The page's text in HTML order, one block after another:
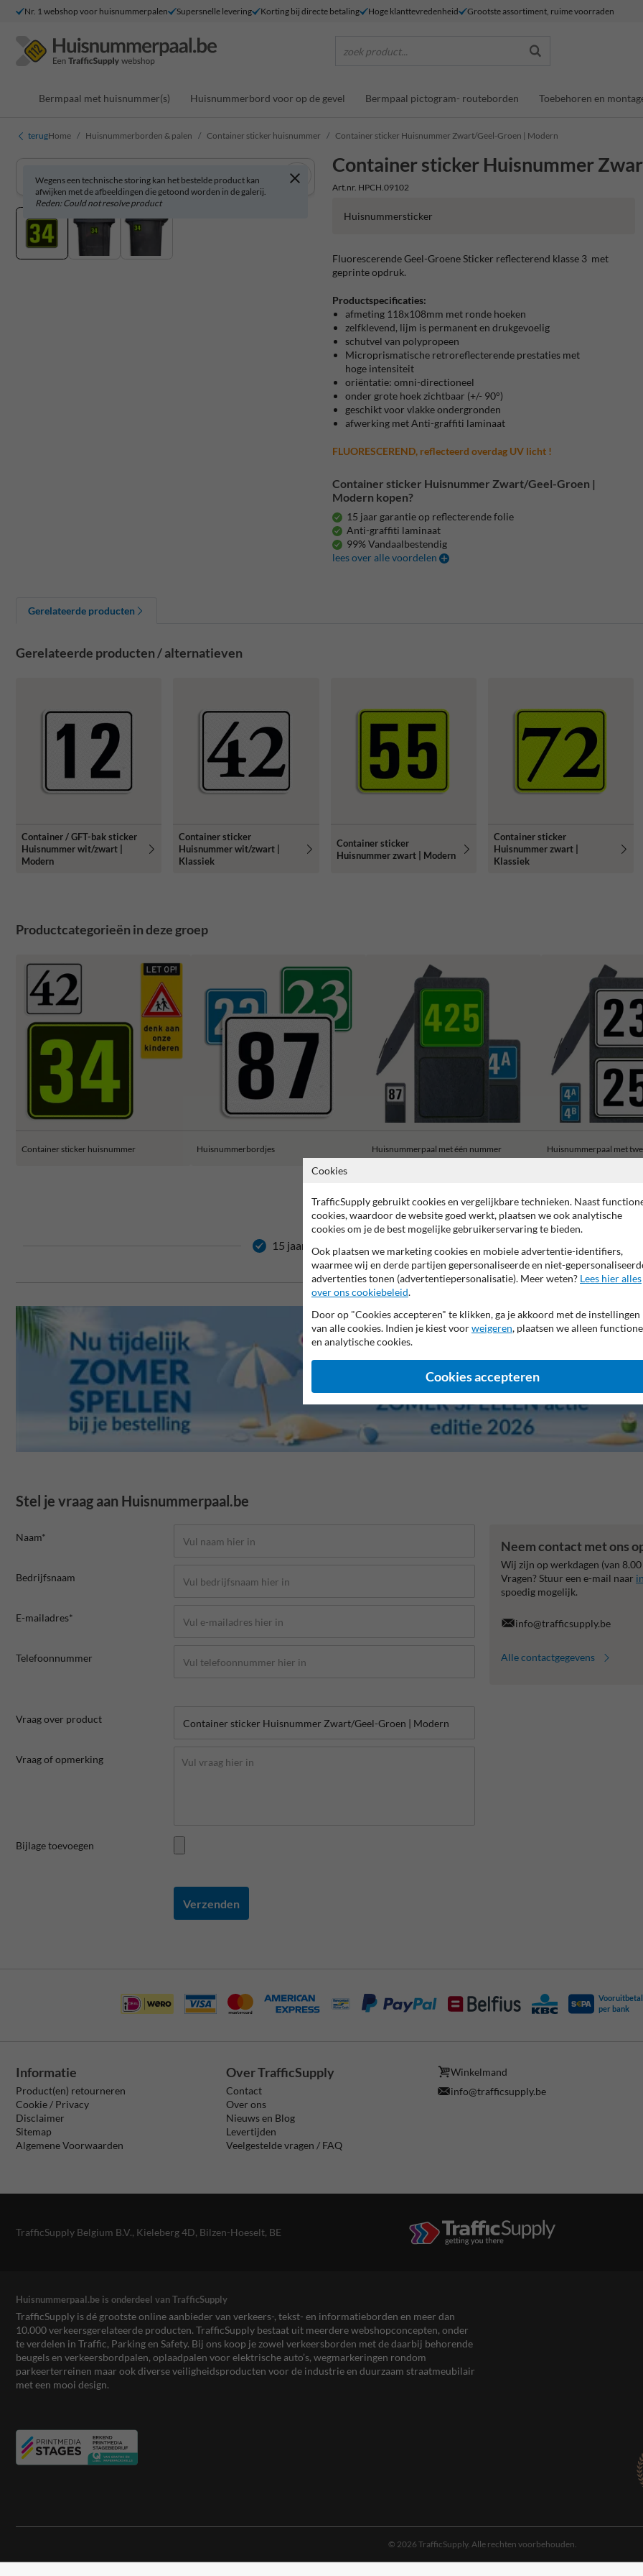
Nr. 1 webshop voor huisnummerpalen Supersnelle levering Korting bij directe betaling Hoge klanttevredenheid Grootste assortiment, ruime voorraden
zoek product...
Bermpaal met huisnummer(s) Huisnummerbord voor op de gevel Bermpaal pictogram- routeborden Toebehoren en
terugHome Huisnummerborden & palen Container sticker huisnummer Container sticker Huisnummer Zwart/Geel-Groen | Modern
Container sticker Huisnummer
Art.nr. HPCH.09102
Wegens een technische storing kan het bestelde product kan
afwijken met de afbeeldingen die getoond worden in de galerij.
Reden: Could not resolve product
Huisnummersticker
Fluorescerende Geel-Groene Sticker reflecterend klasse 3 met
geprinte opdruk.
Productspecificaties:
afmeting 118x108mm met ronde hoeken
zelfklevend, lijm is permanent en drukgevoelig
schutvel van polypropeen
Microprismatische retroreflecterende prestaties met
hoge intensiteit
oriëntatie: omni-directioneel
onder grote hoek zichtbaar (+/- 90°)
geschikt voor vlakke ondergronden
afwerking met Anti-graffiti laminaat
FLUORESCEREND, reflecteerd overdag UV licht !
Container sticker Huisnummer Zwart/Geel-Groen |
Modern kopen?
15 jaar garantie op reflecterende folie
Anti-graffiti laminaat
99% Vandaalbestendig
lees over alle voordelen
Gerelateerde producten
Gerelateerde producten / alternatieven
Container / GFT-bak sticker
Huisnummer wit/zwart |
Modern
Container sticker
Huisnummer wit/zwart |
Klassiek
Container sticker
Huisnummer zwart | Modern
Container sticker
Huisnummer zwart |
Klassiek
Productcategorieën in deze groep
Container sticker huisnummer Huisnummerbordjes Huisnummerpaal met één nummer Huisnummerpaal met
15 jaar garantie op reflecterende folie Anti-graffiti laminaat 99%
Stel je vraag aan Huisnummerpaal.be
Naam*
Bedrijfsnaam
E-mailadres*
Telefoonnummer
Vraag over product
Vraag of opmerking
Bijlage toevoegen
Verzenden
Neem contact met ons
Wij zijn op werkdagen (van
Vragen? Stuur een e-mail naar
spoedig mogelijk.
info@trafficsupply.be
Alle contactgegevens
per bank
Informatie
Product(en) retourneren
Cookie / Privacy
Disclaimer
Sitemap
Algemene Voorwaarden
Over TrafficSupply
Contact
Over ons
Nieuws en Blog
Levertijden
Veelgestelde vragen / FAQ
Winkelmand
info@trafficsupply.be
TrafficSupply Belgium B.V., Kieleberg 4D, Bilzen-Hoeselt, BE
Huisnummerpaal.be is onderdeel van TrafficSupply
TrafficSupply is dé grootste online aanbieder van verkeers-, tekst- en informatieborden en meer dan
10.000 verkeersgerelateerde producten. TrafficSupply bestaat uit meerdere webshopconcepten, onder
te verdelen in Traffic, Parking en Safety. Bij ons koop je zowel verkeersborden met de daarbij behorende
beugels en verkeersbordpalen, oplaadpalen voor elektrische auto’s, wegmarkeringen rondom
parkeerterreinen maar ook diverse veiligheidsproducten voor de industrie en duurzaam straatmeubilair
met een mooi design.
© 2026 TrafficSupply. Alle rechten voorbehouden.
Cookies
TrafficSupply gebruikt cookies en vergelijkbare technieken. Naast
cookies, waardoor de website goed werkt, plaatsen we ook analytische
cookies om je de best mogelijke gebruikerservaring te bieden.
Ook plaatsen we marketing cookies en mobiele advertentie-identifiers,
waarmee wij en derde partijen gepersonaliseerde en niet-
advertenties tonen (advertentiepersonalisatie). Meer weten? Lees hier alles
over ons cookiebeleid.
Door op "Cookies accepteren" te klikken, ga je akkoord met de instellingen
van alle cookies. Indien je kiest voorweigeren, plaatsen we alleen
en analytische cookies.
Cookies accepteren